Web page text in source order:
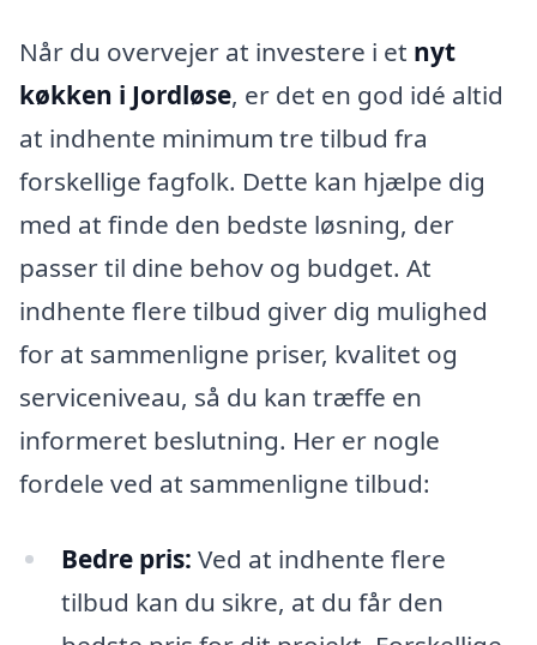
Når du overvejer at investere i et nyt
køkken i Jordløse, er det en god idé altid
at indhente minimum tre tilbud fra
forskellige fagfolk. Dette kan hjælpe dig
med at finde den bedste løsning, der
passer til dine behov og budget. At
indhente flere tilbud giver dig mulighed
for at sammenligne priser, kvalitet og
serviceniveau, så du kan træffe en
informeret beslutning. Her er nogle
fordele ved at sammenligne tilbud:
Bedre pris: Ved at indhente flere
tilbud kan du sikre, at du får den